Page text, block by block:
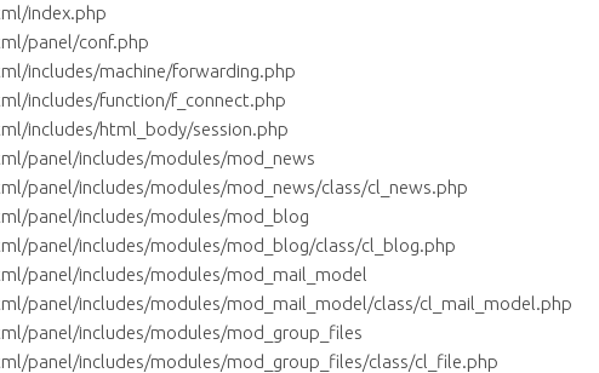
index.php
panel/conf.php
includes/machine/forwarding.php
includes/function/f_connect.php
includes/html_body/session.php
panel/includes/modules/mod_news
panel/includes/modules/mod_news/class/cl_news.php
panel/includes/modules/mod_blog
panel/includes/modules/mod_blog/class/cl_blog.php
panel/includes/modules/mod_mail_model
panel/includes/modules/mod_mail_model/class/cl_mail_model.php
panel/includes/modules/mod_group_files
panel/includes/modules/mod_group_files/class/cl_file.php